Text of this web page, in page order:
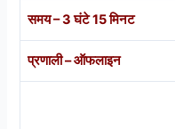
समय – 3 घंटे 15 मिनट
प्रणाली – ऑफलाइन